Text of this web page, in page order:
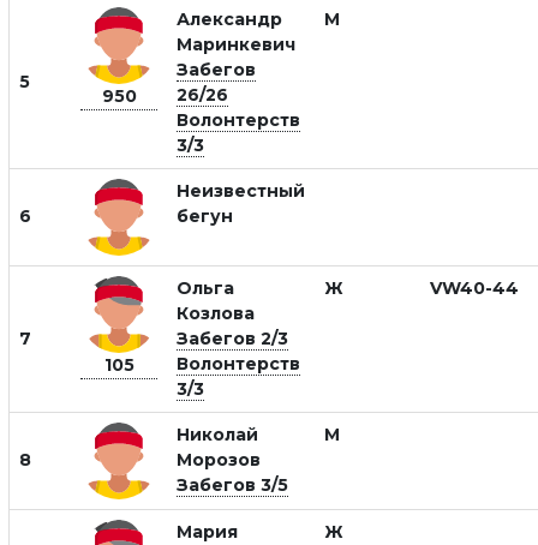
5
950
Александр
Маринкевич
Забегов
26/26
Волонтерств
3/3
М
6
Неизвестный
бегун
7
105
Ольга
Козлова
Забегов 2/3
Волонтерств
3/3
Ж VW40-44
8
Николай
Морозов
Забегов 3/5
М
Мария
Ж